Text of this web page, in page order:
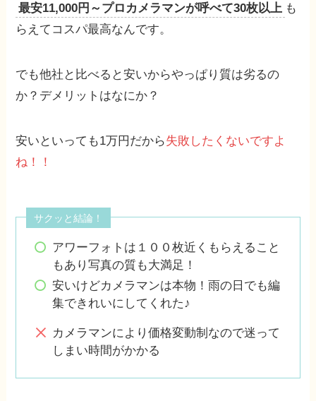
最安11,000円～プロカメラマンが呼べて30枚以上 も
らえてコスパ最高なんです。
でも他社と比べると安いからやっぱり質は劣るの
か？デメリットはなにか？
安いといっても1万円だから失敗したくないですよ
ね！！
サクッと結論！
アワーフォトは１００枚近くもらえること
もあり写真の質も大満足！
安いけどカメラマンは本物！雨の日でも編
集できれいにしてくれた♪
カメラマンにより価格変動制なので迷って
しまい時間がかかる